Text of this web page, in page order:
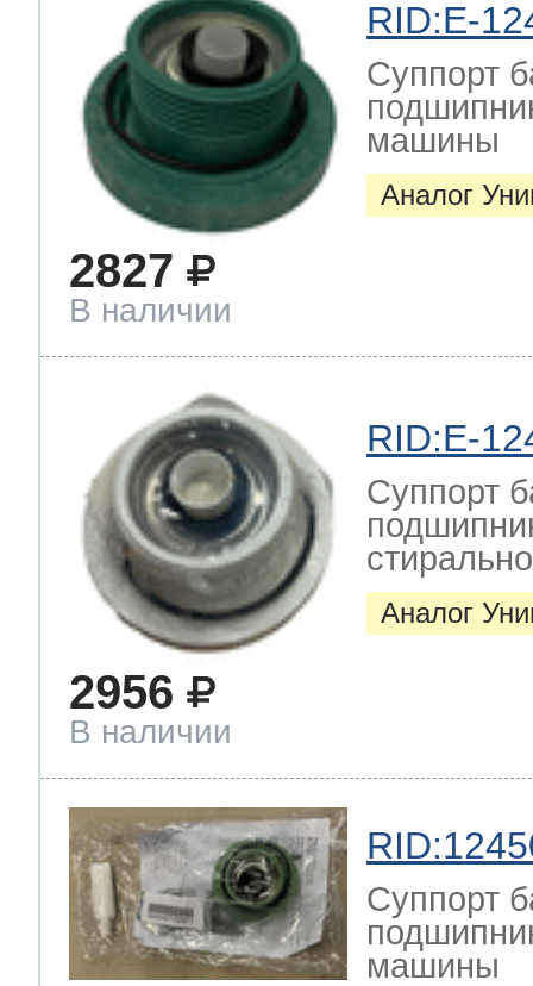
RID:E-
Суппорт
машины
Аналог
2827
В наличии
RID:E-
Суппорт
Аналог
2956
В наличии
Суппорт
машины